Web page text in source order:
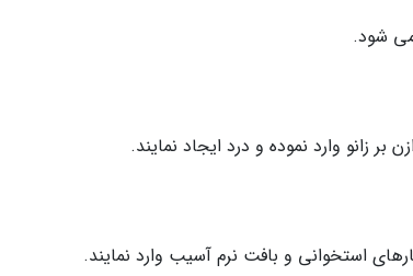
شود.
زانو وارد نموده و درد ایجاد نمایند.
استخوانی و بافت نرم آسیب وارد نمایند.